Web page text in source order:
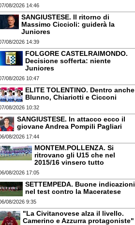
08/2026 14:46
SANGIUSTESE. Il ritorno di
Massimo Ciccioli: guiderà la
Juniores
08/2026 14:39
FOLGORE CASTELRAIMONDO.
Decisione sofferta: niente
Juniores
08/2026 10:47
ELITE TOLENTINO. Dentro anche
Blunno, Chiariotti e Cicconi
08/2026 10:32
SANGIUSTESE. In attacco ecco il
giovane Andrea Pompili Pagliari
08/2026 17:44
MONTEM.POLLENZA. Si
ritrovano gli U15 che nel
2015/16 vinsero tutto
08/2026 17:05
SETTEMPEDA. Buone indicazioni
nel test contro la Maceratese
08/2026 9:35
"La Civitanovese alza il livello.
Camerino e Azzurra protagoniste"